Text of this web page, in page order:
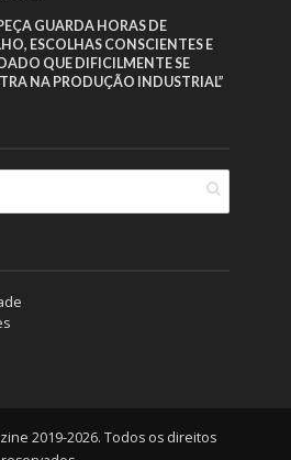
GUARDA HORAS DE
ESCOLHAS CONSCIENTES E
QUE DIFICILMENTE SE
NA PRODUÇÃO INDUSTRIAL”
2019-2026. Todos os direitos